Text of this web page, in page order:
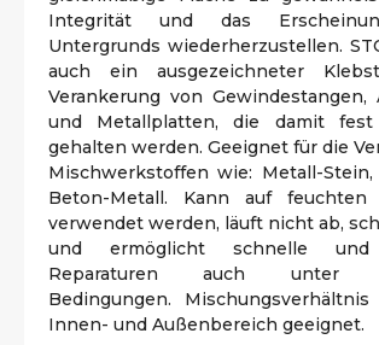
Integrität und das
Untergrunds wiederherzustellen.
auch ein ausgezeichneter
Verankerung von Gewindestangen,
und Metallplatten, die damit
gehalten werden. Geeignet für die
Mischwerkstoffen wie: Metall-Stein,
Beton-Metall. Kann auf feuchten
verwendet werden, läuft nicht ab,
und ermöglicht schnelle und
Reparaturen auch unter
Bedingungen.
Innen- und Außenbereich geeignet.